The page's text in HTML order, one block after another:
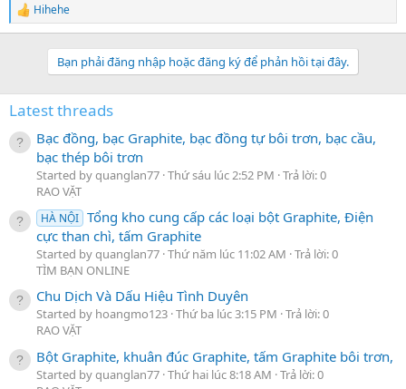
R
e
n
s
:
Hihehe
Bạn phải đăng nhập hoặc đăng ký để phản hồi tại đây.
Latest threads
Bạc đồng, bạc Graphite, bạc đồng tự bôi trơn, bạc cầu,
bạc thép bôi trơn
Started by quanglan77 Thứ sáu lúc 2:52 PM Trả lời: 0
RAO VẶT
HÀ NỘI Tổng kho cung cấp các loại bột Graphite, Điện
cực than chì, tấm Graphite
Started by quanglan77 Thứ năm lúc 11:02 AM Trả lời: 0
TÌM BẠN ONLINE
Chu Dịch Và Dấu Hiệu Tình Duyên
Started by hoangmo123 Thứ ba lúc 3:15 PM Trả lời: 0
RAO VẶT
Bột Graphite, khuân đúc Graphite, tấm Graphite bôi trơn,
Started by quanglan77 Thứ hai lúc 8:18 AM Trả lời: 0